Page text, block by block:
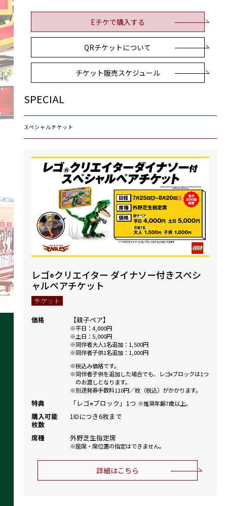
Eチケで購入する
QRチケットについて
チケット販売スケジュール
SPECIAL
スペシャルチケット
レゴ®クリエイター ダイナソー付きスペシ
ャルペアチケット
チケット
価格
【親子ペア】
平日：4,000円
土日：5,000円
同伴者大人1名追加：1,500円
同伴者子供1名追加：1,000円
税込み価格です。
同伴者子供を追加した場合でも、レゴ®ブロックは1つ
のお渡しとなります。
別途発券手数料110円／枚（税込）がかかります。
特典 「レゴ®ブロック」1つ 推奨年齢7歳以上。
購入可能
枚数
1IDにつき6枚まで
席種 外野芝生指定席
座席・席位置の指定はできません。
詳細はこちら